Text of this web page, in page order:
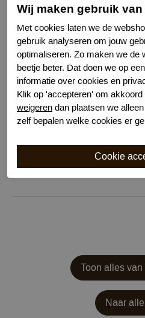
Merk
Serie naam
Leveranciercode
Bestelcode
Kleur
Roze
Sluiting
Wasvoorschrift
Niet
Draagoptie
Valt
Toon alles
Naar
Wij maken gebruik
Met cookies laten we de
gebruik analyseren om jouw
optimaliseren. Zo maken we de
beetje beter. Dat doen we op
informatie over cookies en
Klik op 'accepteren' om
weigeren dan plaatsen we
zelf bepalen welke cookies er